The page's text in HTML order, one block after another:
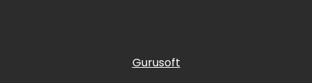
Gurusoft